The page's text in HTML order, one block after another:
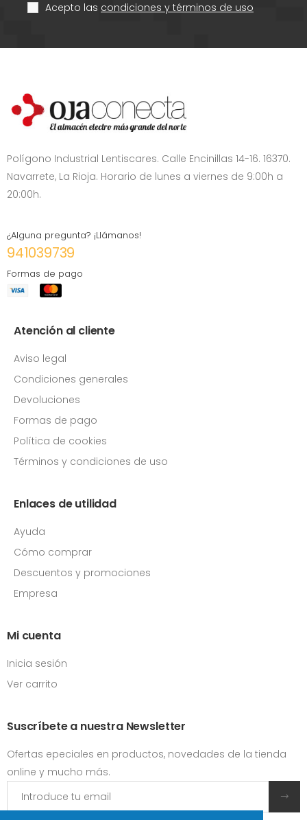
Acepto las condiciones y términos de uso
Polígono Industrial Lentiscares. Calle Encinillas 14-16. 16370.
Navarrete, La Rioja. Horario de lunes a viernes de 9:00h a
20:00h.
¿Alguna pregunta? ¡Llámanos!
941039739
Formas de pago
Atención al cliente
Aviso legal
Condiciones generales
Devoluciones
Formas de pago
Política de cookies
Términos y condiciones de uso
Enlaces de utilidad
Ayuda
Cómo comprar
Descuentos y promociones
Empresa
Mi cuenta
Inicia sesión
Ver carrito
Suscríbete a nuestra Newsletter
Ofertas epeciales en productos, novedades de la tienda
online y mucho más.